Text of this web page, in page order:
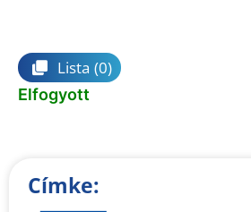
Lista (0)
Elfogyott
Címke: